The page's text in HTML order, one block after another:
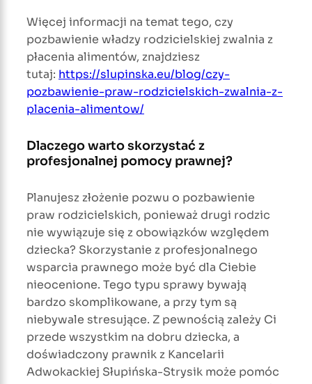
Więcej informacji na temat tego, czy
pozbawienie władzy rodzicielskiej zwalnia z
płacenia alimentów, znajdziesz
tutaj: https://slupinska.eu/blog/czy-
pozbawienie-praw-rodzicielskich-zwalnia-z-
placenia-alimentow/
Dlaczego warto skorzystać z
profesjonalnej pomocy prawnej?
Planujesz złożenie pozwu o pozbawienie
praw rodzicielskich, ponieważ drugi rodzic
nie wywiązuje się z obowiązków względem
dziecka? Skorzystanie z profesjonalnego
wsparcia prawnego może być dla Ciebie
nieocenione. Tego typu sprawy bywają
bardzo skomplikowane, a przy tym są
niebywale stresujące. Z pewnością zależy Ci
przede wszystkim na dobru dziecka, a
doświadczony prawnik z Kancelarii
Adwokackiej Słupińska-Strysik może pomóc